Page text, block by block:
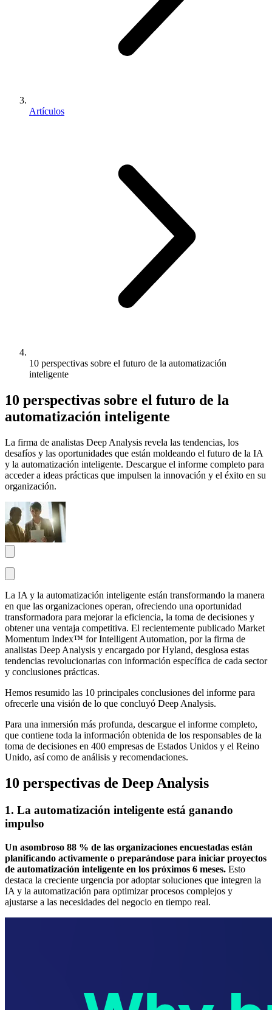
Artículos
10 perspectivas sobre el futuro de la automatización
inteligente
10 perspectivas sobre el futuro de la
automatización inteligente
La firma de analistas Deep Analysis revela las tendencias, los
desafíos y las oportunidades que están moldeando el futuro de la IA
y la automatización inteligente. Descargue el informe completo para
acceder a ideas prácticas que impulsen la innovación y el éxito en su
organización.
La IA y la automatización inteligente están transformando la manera
en que las organizaciones operan, ofreciendo una oportunidad
transformadora para mejorar la eficiencia, la toma de decisiones y
obtener una ventaja competitiva. El recientemente publicado Market
Momentum Index™ for Intelligent Automation, por la firma de
analistas Deep Analysis y encargado por Hyland, desglosa estas
tendencias revolucionarias con información específica de cada sector
y conclusiones prácticas.
Hemos resumido las 10 principales conclusiones del informe para
ofrecerle una visión de lo que concluyó Deep Analysis.
Para una inmersión más profunda, descargue el informe completo,
que contiene toda la información obtenida de los responsables de la
toma de decisiones en 400 empresas de Estados Unidos y el Reino
Unido, así como de análisis y recomendaciones.
10 perspectivas de Deep Analysis
1. La automatización inteligente está ganando
impulso
Un asombroso 88 % de las organizaciones encuestadas están
planificando activamente o preparándose para iniciar proyectos
de automatización inteligente en los próximos 6 meses. Esto
destaca la creciente urgencia por adoptar soluciones que integren la
IA y la automatización para optimizar procesos complejos y
ajustarse a las necesidades del negocio en tiempo real.